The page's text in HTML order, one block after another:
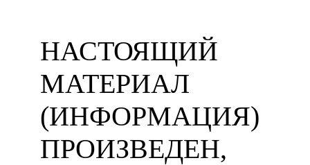
НАСТОЯЩИЙ
МАТЕРИАЛ
(ИНФОРМАЦИЯ)
ПРОИЗВЕДЕН,